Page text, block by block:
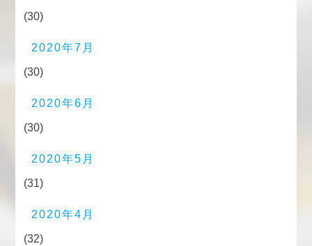
(30)
2020年7月
(30)
2020年6月
(30)
2020年5月
(31)
2020年4月
(32)